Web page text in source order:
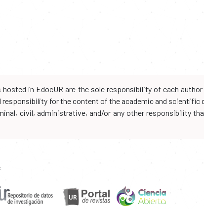
in EdocUR are the sole responsibility of each
for the content of the academic and scientific
civil, administrative, and/or any other responsibility